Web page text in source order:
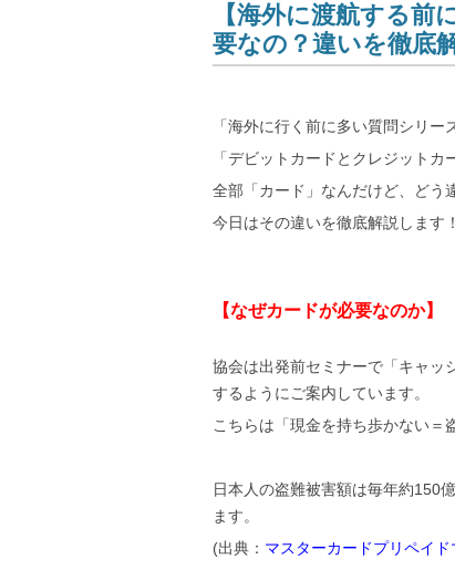
【海外に渡航する
要なの？違いを徹底
「海外に行く前に多い質問シリ
「デビットカードとクレジット
全部「カード」なんだけど、どう
今日はその違いを徹底解説します！
【なぜカードが必要なのか】
協会は出発前セミナーで「キャッ
するようにご案内しています。
こちらは「現金を持ち歩かない＝
日本人の盗難被害額は毎年約150
ます。
(出典： マスターカードプリペイド